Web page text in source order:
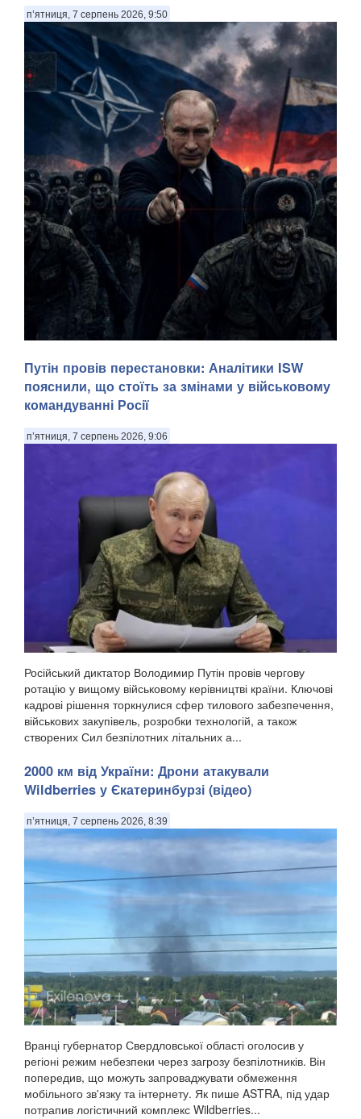
п’ятниця, 7 серпень 2026, 9:50
Росія може спробувати здійснити обмежену військову
атаку на одну з країн НАТО вже восени 2026 року. Про це
пише The Wall Street Journal із посиланням на оцінки
американської розвідки, передають Патріоти України. За
даними розвідки США, йдеться не лише ...
Путін провів перестановки: Аналітики ISW
пояснили, що стоїть за змінами у військовому
командуванні Росії
п’ятниця, 7 серпень 2026, 9:06
Російський диктатор Володимир Путін провів чергову
ротацію у вищому військовому керівництві країни. Ключові
кадрові рішення торкнулися сфер тилового забезпечення,
військових закупівель, розробки технологій, а також
створених Сил безпілотних літальних а...
2000 км від України: Дрони атакували
Wildberries у Єкатеринбурзі (відео)
п’ятниця, 7 серпень 2026, 8:39
Вранці губернатор Свердловської області оголосив у
регіоні режим небезпеки через загрозу безпілотників. Він
попередив, що можуть запроваджувати обмеження
мобільного зв'язку та інтернету. Як пише ASTRA, під удар
потрапив логістичний комплекс Wildberries...